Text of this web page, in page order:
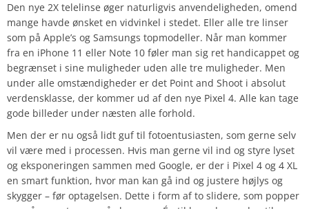
Den nye 2X telelinse øger naturligvis anvendeligheden, omend
mange havde ønsket en vidvinkel i stedet. Eller alle tre linser
som på Apple’s og Samsungs topmodeller. Når man kommer
fra en iPhone 11 eller Note 10 føler man sig ret handicappet og
begrænset i sine muligheder uden alle tre muligheder. Men
under alle omstændigheder er det Point and Shoot i absolut
verdensklasse, der kommer ud af den nye Pixel 4. Alle kan tage
gode billeder under næsten alle forhold.
Men der er nu også lidt guf til fotoentusiasten, som gerne selv
vil være med i processen. Hvis man gerne vil ind og styre lyset
og eksponeringen sammen med Google, er der i Pixel 4 og 4 XL
en smart funktion, hvor man kan gå ind og justere højlys og
skygger – før optagelsen. Dette i form af to slidere, som popper